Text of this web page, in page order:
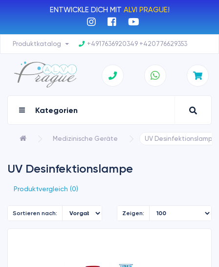
ENTWICKLE DICH MIT ALVI PRAGUE!
Produktkatalog +4917636920349 +420776629353
Kategorien
Medizinische Geräte UV Desinfektionslampe
UV Desinfektionslampe
Produktvergleich (0)
Sortieren nach: Zeigen: